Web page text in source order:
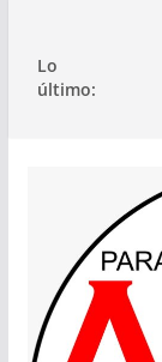
contenido
Lo
último: